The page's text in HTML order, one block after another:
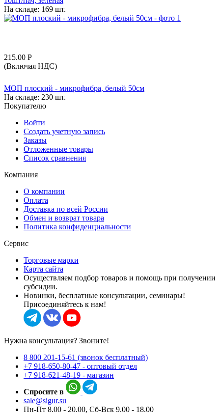
На складе: 169 шт.
215.00 Р
(Включая НДС)
МОП плоский - микрофибра, белый 50см
На складе: 230 шт.
Покупателю
Войти
Создать учетную запись
Заказы
Отложенные товары
Список сравнения
Компания
О компании
Оплата
Доставка по всей России
Обмен и возврат товара
Политика конфиденциальности
Сервис
Торговые марки
Карта сайта
Осуществляем подбор товаров и помощь при получении
субсидии.
Новинки, бесплатные консультации, семинары!
Присоединяйтесь к нам!
Нужна консультация? Звоните!
8 800 201-15-61 (звонок бесплатный)
+7 918-650-80-47 - оптовый отдел
+7 918-621-48-19 - магазин
Спросите в
sale@sigur.su
Пн-Пт 8.00 - 20.00, Сб-Вск 9.00 - 18.00